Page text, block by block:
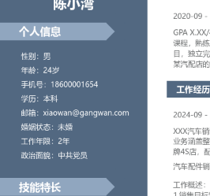
陈小湾
性别: 男 婚姻状态:
邮箱: xiaowan@gangwan.com 电话号
求职意向
工作性质: 全职 应聘职位: 汽车配件销售